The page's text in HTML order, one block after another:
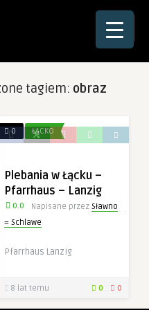
☰
tagiem: obraz
0 ŁĄCKO
Plebania w Łącku –
Pfarrhaus – Lanzig
0.0 Napisane przez Sławno
= Schlawe
Pfarrhaus Lanzig
8 lat temu 0 0